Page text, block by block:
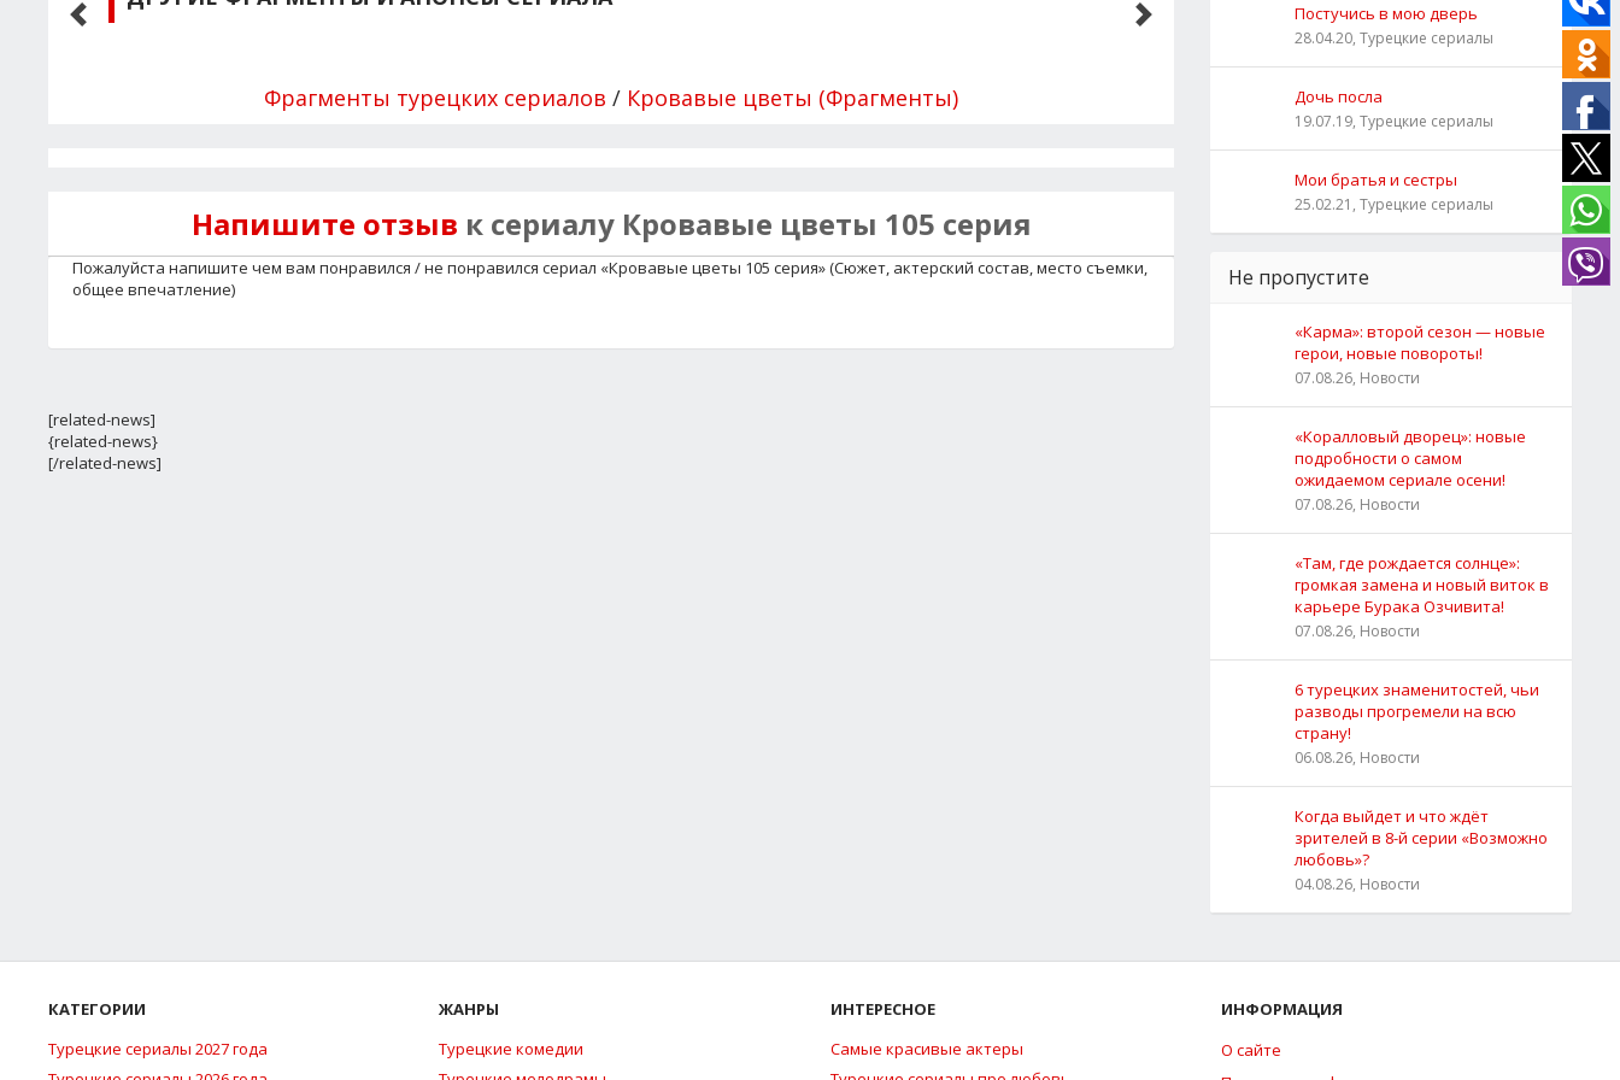
Фрагменты турецких сериалов / Кровавые цветы (Фрагменты)
Напишите отзыв к сериалу Кровавые цветы 105 серия
Пожалуйста напишите чем вам понравился / не понравился сериал «Кровавые цветы 105 серия» (Сюжет, актерский состав, место съемки,
общее впечатление)
[related-news]
{related-news}
[/related-news]
Постучись в мою дверь
28.04.20, Турецкие сериалы
Дочь посла
19.07.19, Турецкие сериалы
Мои братья и сестры
25.02.21, Турецкие сериалы
Не пропустите
«Карма»: второй сезон — новые
герои, новые повороты!
07.08.26, Новости
«Коралловый дворец»: новые
подробности о самом
ожидаемом сериале осени!
07.08.26, Новости
«Там, где рождается солнце»:
громкая замена и новый виток в
карьере Бурака Озчивита!
07.08.26, Новости
6 турецких знаменитостей, чьи
разводы прогремели на всю
страну!
06.08.26, Новости
Когда выйдет и что ждёт
зрителей в 8-й серии «Возможно
любовь»?
04.08.26, Новости
КАТЕГОРИИ
Турецкие сериалы 2027 года
ЖАНРЫ
Турецкие комедии
ИНТЕРЕСНОЕ
Самые красивые актеры
ИНФОРМАЦИЯ
О сайте